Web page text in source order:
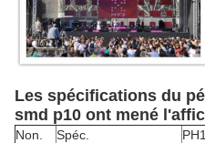
Les spécifications du
smd p10 ont mené
Non. Spéc.